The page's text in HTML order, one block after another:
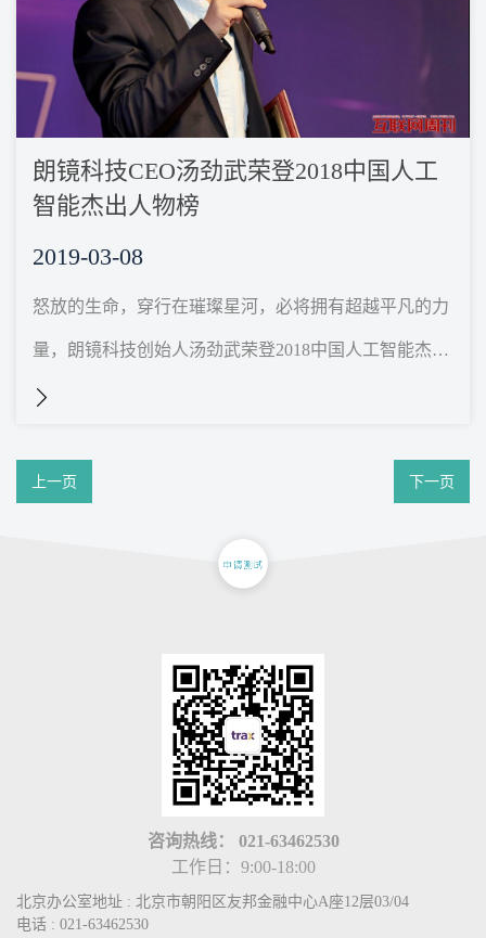
朗镜科技CEO汤劲武荣登2018中国人工
智能杰出人物榜
2019-03-08
怒放的生命，穿行在璀璨星河，必将拥有超越平凡的力
量，朗镜科技创始人汤劲武荣登2018中国人工智能杰出
人物榜
上一页 下一页
咨询热线： 021-63462530
工作日：9:00-18:00
北京办公室地址 : 北京市朝阳区友邦金融中心A座12层03/04
电话 : 021-63462530